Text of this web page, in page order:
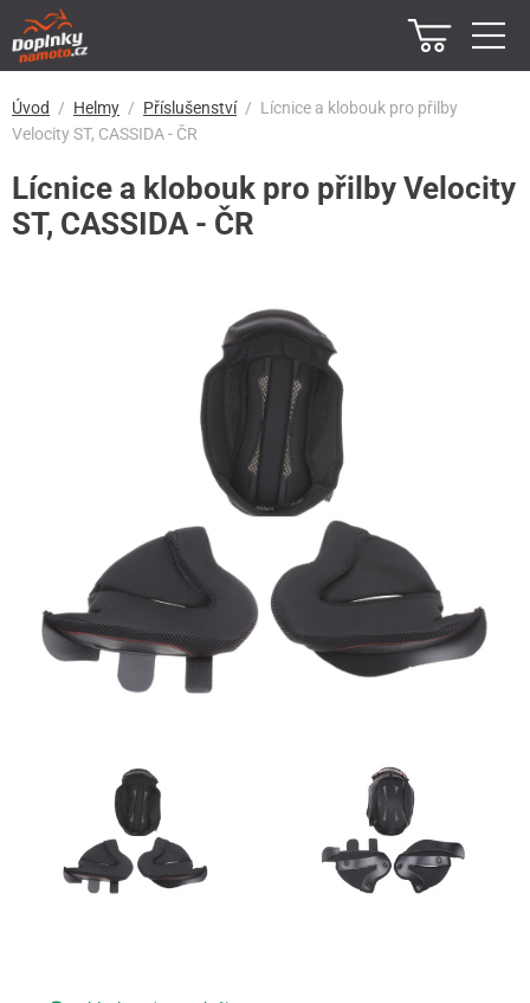
Úvod Helmy Příslušenství
Lícnice a klobouk pro přilby
Velocity ST, CASSIDA - ČR
Lícnice a klobouk pro přilby Velocity
ST, CASSIDA - ČR